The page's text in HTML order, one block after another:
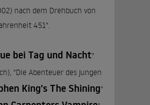
nach dem Drehbuch von
451".
bei Tag und Nacht"
"Die Abenteuer des jungen
King's The Shining"